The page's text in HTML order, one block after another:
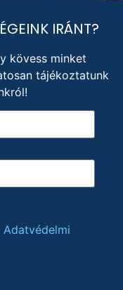
IRÁNT?
kövess minket
tájékoztatunk
Adatvédelmi